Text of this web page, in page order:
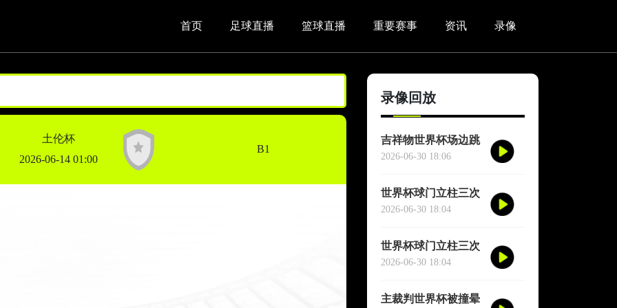
首页 足球直播 篮球直播 重要赛事 资讯 录像
土伦杯
2026-06-14 01:00
B1
录像回放
吉祥物世界杯场边跳
舞干扰对方门将
2026-06-30 18:06
世界杯球门立柱三次
救险
2026-06-30 18:04
世界杯球门立柱三次
救险
2026-06-30 18:04
主裁判世界杯被撞晕